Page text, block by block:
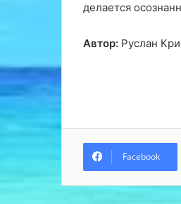
делается
Автор: Руслан
Facebook